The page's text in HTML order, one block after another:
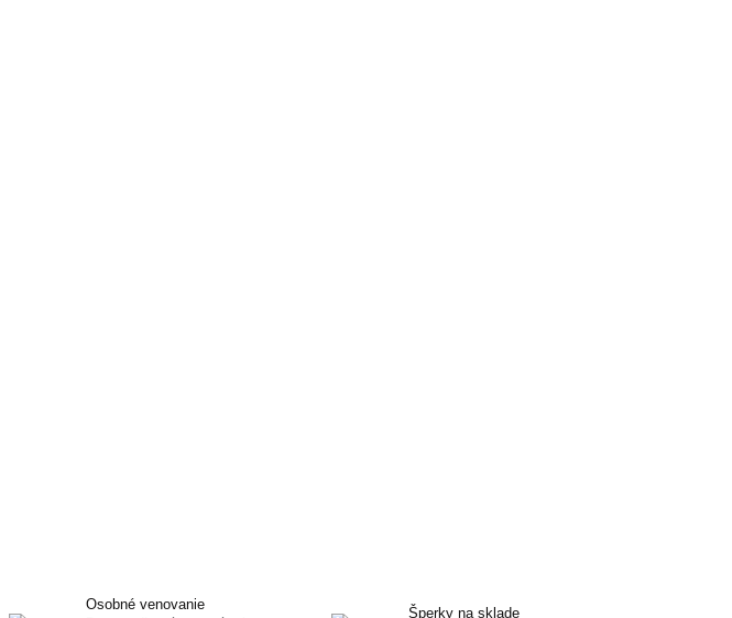
Osobné venovanie
Šperky na sklade